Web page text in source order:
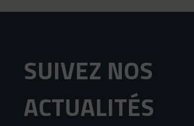
SUIVEZ NOS
ACTUALITÉS